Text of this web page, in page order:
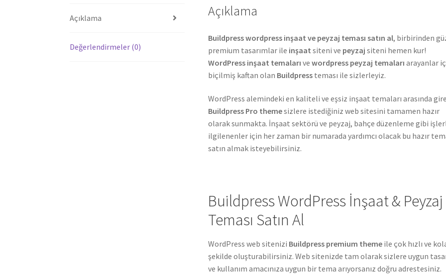
Açıklama
Değerlendirmeler (0)
Açıklama
Buildpress wordpress inşaat ve peyzaj teması satın al, birbirinden
premium tasarımlar ile inşaat siteni ve peyzaj siteni hemen kur!
WordPress inşaat temaları ve wordpress peyzaj temaları arayanlar
biçilmiş kaftan olan Buildpressteması ile sizlerleyiz.
WordPress alemindeki en kaliteli ve eşsiz inşaat temaları arasında
Buildpress Pro themesizlere istediğiniz web sitesini tamamen hazır
olarak sunmakta. İnşaat sektörü ve peyzaj, bahçe düzenleme gibi
ilgilenenler için her zaman bir numarada yardımcı olacak bu hazır
satın almak isteyebilirsiniz.
Buildpress WordPress İnşaat & Peyzaj
Teması Satın Al
WordPress web sitenizi Buildpress premium themeile çok hızlı ve
şekilde oluşturabilirsiniz. Web sitenizde tam olarak sizlere uygun
ve kullanım amacınıza uygun bir tema arıyorsanız doğru adrestesiniz.